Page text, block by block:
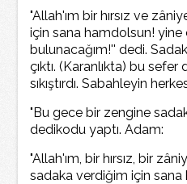
"Allah'ım bir hırsız ve
için sana hamdolsun!
bulunacağım!'' dedi.
çıktı. (Karanlıkta) bu
sıkıştırdı. Sabahleyin
"Bu gece bir zengine
dedikodu yaptı. Adam:
"Allah'ım, bir hırsız, bir
sadaka verdiğim için